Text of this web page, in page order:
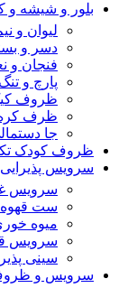
بلور و شیشه و
لیوان و
دسر و
فنجان و
پارچ و
ظروف
ظرف
جا
ظروف کودک
سرویس پذیرایی
سرویس
ست قهوه
میوه
سرویس
سینی
سرویس و